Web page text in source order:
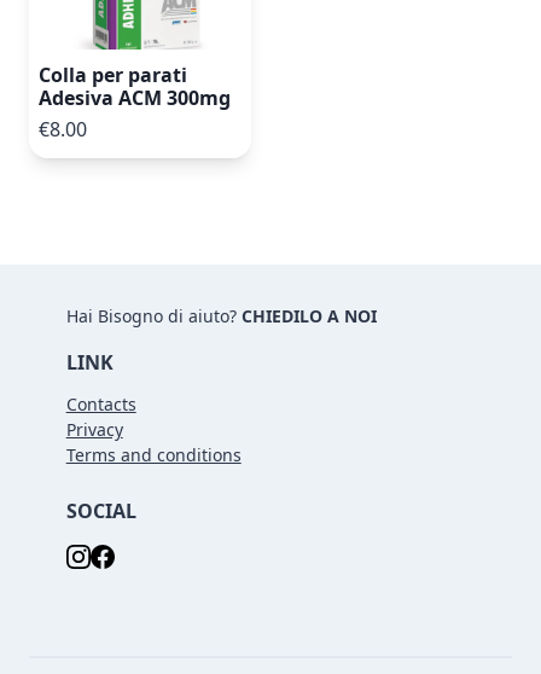
Colla per parati
Adesiva ACM 300mg
€8.00
Hai Bisogno di aiuto? CHIEDILO A NOI
LINK
Contacts
Privacy
Terms and conditions
SOCIAL